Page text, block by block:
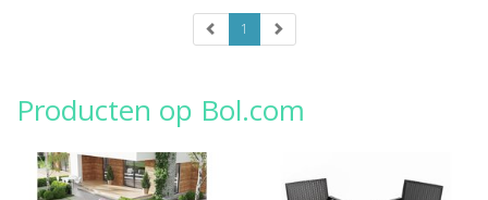
1
Producten op Bol.com